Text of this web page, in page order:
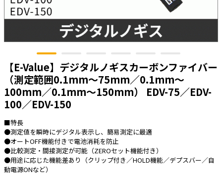
照明・照明器具
電源タップ・延長コード
PF管/FEP管/CD管/情報線保護管
ボックス・ビニル電線管付属品・引き込
みカバー
工具関連
感染症関連
その他
【E-Value】デジタルノギスカーボンファイバー
（測定範囲0.1mm～75mm／0.1mm～
100mm／0.1mm～150mm） EDV-75／EDV-
100／EDV-150
■特長
●測定値を瞬時にデジタル表示し、簡易測定に最適
●オートOFF機能付きで電池消耗を防止
●比較測定・間接測定が可能（ZEROセット機能付き）
●用途に応じた機能差あり（クリップ付き／HOLD機能／デプスバー／自
動電源ONなど）